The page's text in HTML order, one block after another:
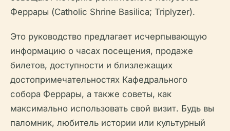
Феррары (Catholic Shrine Basilica; Triplyzer).
Это руководство предлагает исчерпывающую
информацию о часах посещения, продаже
билетов, доступности и близлежащих
достопримечательностях Кафедрального
собора Феррары, а также советы, как
максимально использовать свой визит. Будь вы
паломник, любитель истории или культурный